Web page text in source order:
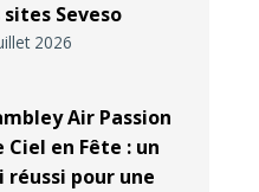
sites Seveso
2026
Air Passion
Ciel en Fête : un
réussi pour une